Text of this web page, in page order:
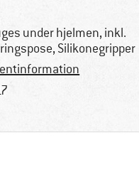
under hjelmen, inkl.
Silikonegripper